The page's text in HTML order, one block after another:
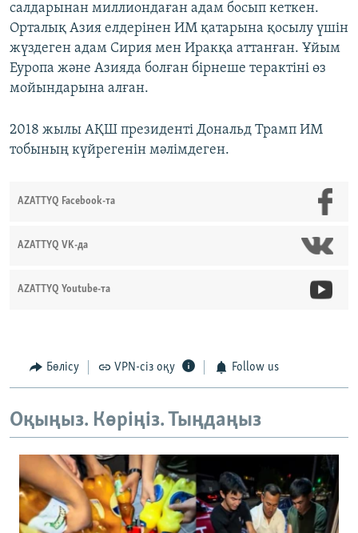
салдарынан миллиондаған адам босып кеткен.
Орталық Азия елдерінен ИМ қатарына қосылу үшін
жүздеген адам Сирия мен Иракқа аттанған. Ұйым
Еуропа және Азияда болған бірнеше терактіні өз
мойындарына алған.
2018 жылы АҚШ президенті Дональд Трамп ИМ
тобының күйрегенін мәлімдеген.​
AZATTYQ Facebook-та
AZATTYQ VK-да
AZATTYQ Youtube-та
Бөлісу VPN-сіз оқу Follow us
Оқыңыз. Көріңіз. Тыңдаңыз